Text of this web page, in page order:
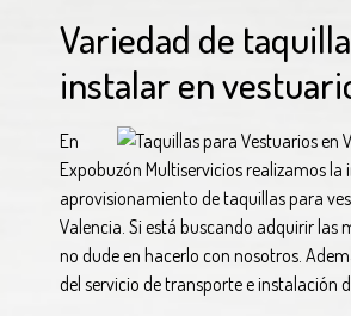
Variedad de
instalar en
En
Expobuzón Multiservicios realizamos la
aprovisionamiento de taquillas para
Valencia. Si está buscando adquirir las
no dude en hacerlo con nosotros.
del servicio de transporte e instalación